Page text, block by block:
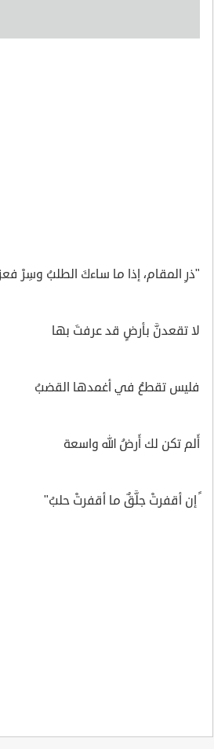
"ذرِ المقام، إذا ما ساءكَ الطلبُ وسِرْ
لا تقعدنَّ بأرضٍ قد عرفتَ بها
فليس تقطعُ في أغمدها القضبُ
أَلم تكن لك أَرضُ الله واسعة
ً إن أقفرتْ جلَّقٌ ما أقفرتْ حلبُ"